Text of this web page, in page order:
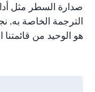
هو الوحيد من